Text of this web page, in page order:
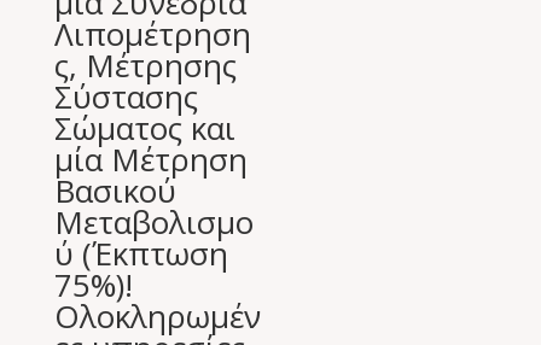
Λιπομέτρηση
ς, Μέτρησης
Σύστασης
Σώματος και
μία Μέτρηση
Βασικού
Μεταβολισμο
ύ (Έκπτωση
75%)!
Ολοκληρωμέν